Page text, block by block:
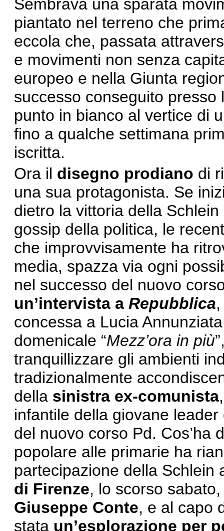
Sembrava una sparata
piantato nel terreno che
eccola che, passata
e movimenti non senza
europeo e nella Giunta
successo conseguito presso
punto in bianco al vertice di
fino a qualche settimana
iscritta.
Ora il disegno prodiano di
una sua protagonista. Se
dietro la vittoria della
gossip della politica, le
che improvvisamente ha
media, spazza via ogni
nel successo del nuovo
un’intervista a Repubblica
concessa a Lucia
domenicale “Mezz’ora in più
tranquillizzare gli ambienti
tradizionalmente
della sinistra ex-comunista
infantile della giovane
del nuovo corso Pd. Cos’ha
popolare alle primarie ha
partecipazione della Schlein
di Firenze, lo scorso
Giuseppe Conte, e al capo
stata un’esplorazione per